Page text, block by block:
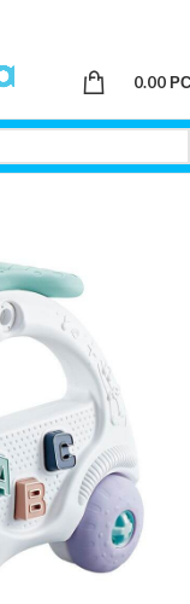
0.00